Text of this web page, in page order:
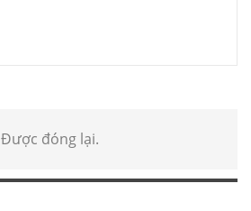
Được đóng lại.